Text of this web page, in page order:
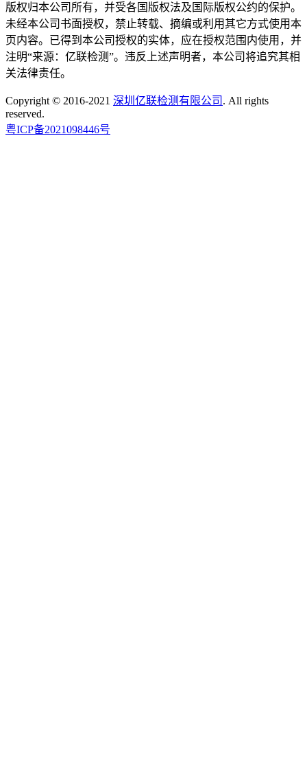
版权归本公司所有，并受各国版权法及国际版权公约的保护。
未经本公司书面授权，禁止转载、摘编或利用其它方式使用本
页内容。已得到本公司授权的实体，应在授权范围内使用，并
注明“来源：亿联检测”。违反上述声明者，本公司将追究其相
关法律责任。
Copyright © 2016-2021 深圳亿联检测有限公司 . All rights
reserved.
粤ICP备2021098446号